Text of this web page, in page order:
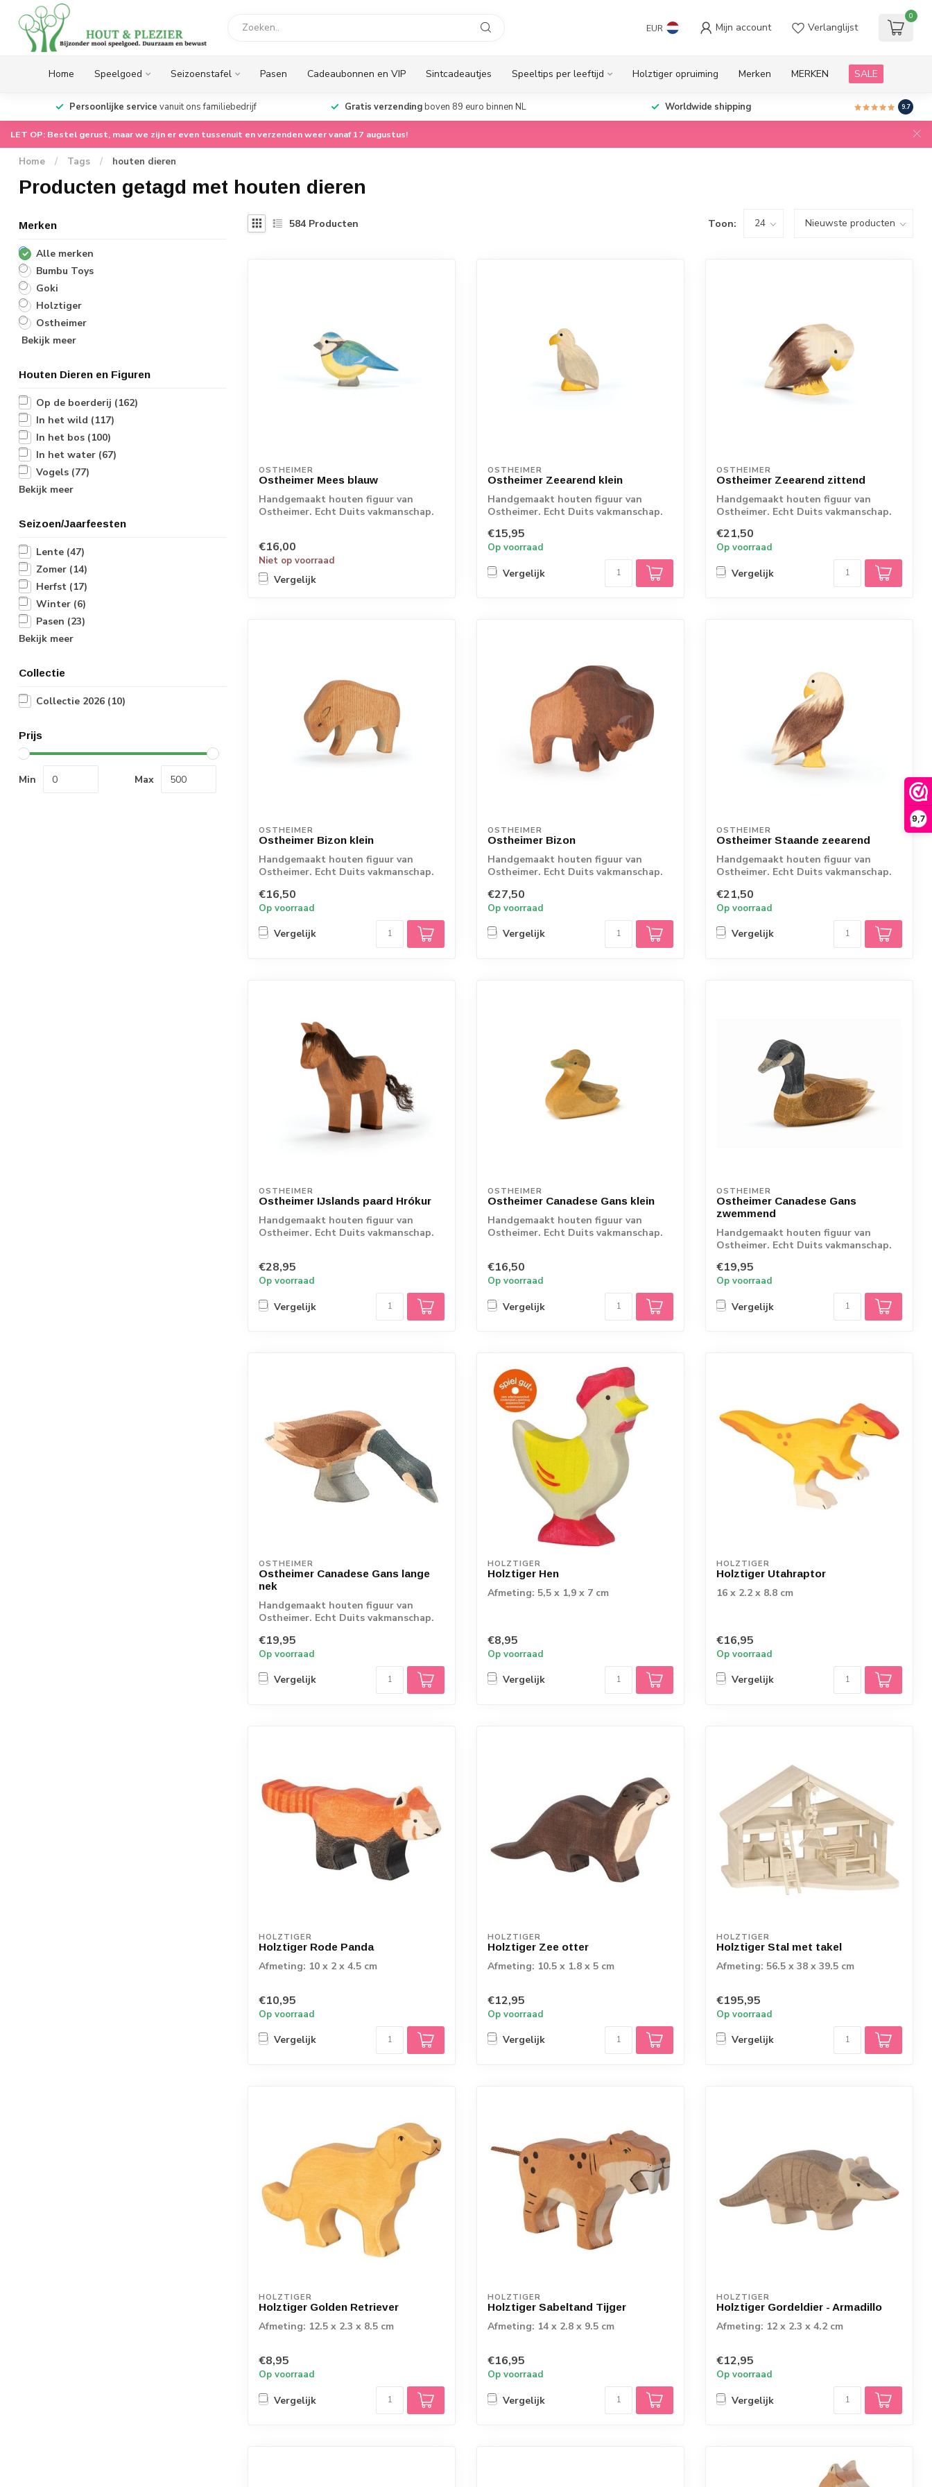
9,7
EUR Mijn account Verlanglijst
0
Home Speelgoed Seizoenstafel Pasen Cadeaubonnen en VIP Sintcadeautjes Speeltips per leeftijd Holztiger opruiming Merken MERKEN SALE
Persoonlijke service vanuit ons familiebedrijf Gratis verzendingboven 89 euro binnen NL Worldwide shipping 9.7
LET OP: Bestel gerust, maar we zijn er even tussenuit en verzenden weer vanaf 17 augustus!
Home / Tags / houten dieren
Producten getagd met houten dieren
Merken
Alle merken
Bumbu Toys
Goki
Holztiger
Ostheimer
Bekijk meer
Houten Dieren en Figuren
Op de boerderij (162)
In het wild (117)
In het bos (100)
In het water (67)
Vogels (77)
Bekijk meer
Seizoen/Jaarfeesten
Lente (47)
Zomer (14)
Herfst (17)
Winter (6)
Pasen (23)
Bekijk meer
Collectie
Collectie 2026 (10)
Prijs
Min Max
584 Producten Toon:
OSTHEIMER
Ostheimer Mees blauw
Handgemaakt houten figuur van
Ostheimer. Echt Duits vakmanschap.
€16,00
Niet op voorraad
Vergelijk
OSTHEIMER
Ostheimer Zeearend klein
Handgemaakt houten figuur van
Ostheimer. Echt Duits vakmanschap.
€15,95
Op voorraad
Vergelijk
OSTHEIMER
Ostheimer Zeearend zittend
Handgemaakt houten figuur van
Ostheimer. Echt Duits vakmanschap.
€21,50
Op voorraad
Vergelijk
OSTHEIMER
Ostheimer Bizon klein
Handgemaakt houten figuur van
Ostheimer. Echt Duits vakmanschap.
€16,50
Op voorraad
Vergelijk
OSTHEIMER
Ostheimer Bizon
Handgemaakt houten figuur van
Ostheimer. Echt Duits vakmanschap.
€27,50
Op voorraad
Vergelijk
OSTHEIMER
Ostheimer Staande zeearend
Handgemaakt houten figuur van
Ostheimer. Echt Duits vakmanschap.
€21,50
Op voorraad
Vergelijk
OSTHEIMER
Ostheimer IJslands paard Hrókur
Handgemaakt houten figuur van
Ostheimer. Echt Duits vakmanschap.
€28,95
Op voorraad
Vergelijk
OSTHEIMER
Ostheimer Canadese Gans klein
Handgemaakt houten figuur van
Ostheimer. Echt Duits vakmanschap.
€16,50
Op voorraad
Vergelijk
OSTHEIMER
Ostheimer Canadese Gans
zwemmend
Handgemaakt houten figuur van
Ostheimer. Echt Duits vakmanschap.
€19,95
Op voorraad
Vergelijk
OSTHEIMER
Ostheimer Canadese Gans lange
nek
Handgemaakt houten figuur van
Ostheimer. Echt Duits vakmanschap.
€19,95
Op voorraad
Vergelijk
HOLZTIGER
Holztiger Hen
Afmeting: 5,5 x 1,9 x 7 cm
€8,95
Op voorraad
Vergelijk
HOLZTIGER
Holztiger Utahraptor
16 x 2.2 x 8.8 cm
€16,95
Op voorraad
Vergelijk
HOLZTIGER
Holztiger Rode Panda
Afmeting: 10 x 2 x 4.5 cm
€10,95
Op voorraad
Vergelijk
HOLZTIGER
Holztiger Zee otter
Afmeting: 10.5 x 1.8 x 5 cm
€12,95
Op voorraad
Vergelijk
HOLZTIGER
Holztiger Stal met takel
Afmeting: 56.5 x 38 x 39.5 cm
€195,95
Op voorraad
Vergelijk
HOLZTIGER
Holztiger Golden Retriever
Afmeting: 12.5 x 2.3 x 8.5 cm
€8,95
Op voorraad
Vergelijk
HOLZTIGER
Holztiger Sabeltand Tijger
Afmeting: 14 x 2.8 x 9.5 cm
€16,95
Op voorraad
Vergelijk
HOLZTIGER
Holztiger Gordeldier - Armadillo
Afmeting: 12 x 2.3 x 4.2 cm
€12,95
Op voorraad
Vergelijk